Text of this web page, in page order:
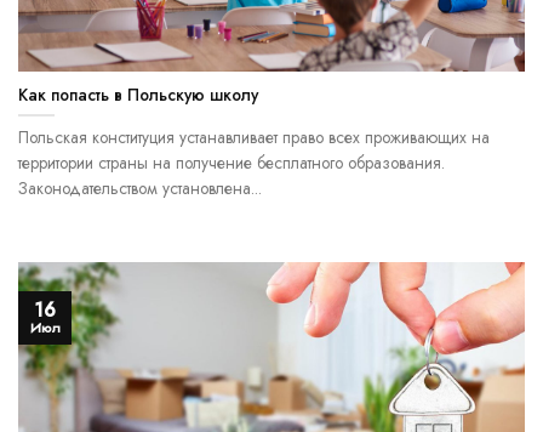
Как попасть в Польскую школу
Польская конституция устанавливает право всех проживающих на
территории страны на получение бесплатного образования.
Законодательством установлена...
16
Июл